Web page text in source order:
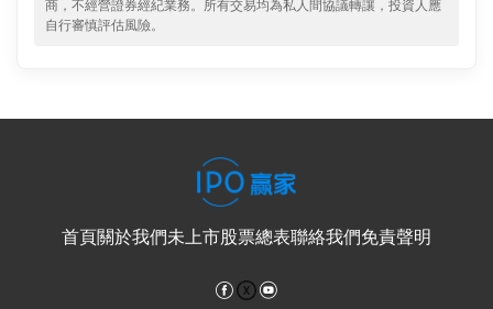
商，不經營證券經紀業務。所有交易均為私人間協議轉讓，投資人應
自行審慎評估風險。
首頁關於我們未上市股票總表聯絡我們免責聲明
Facebook